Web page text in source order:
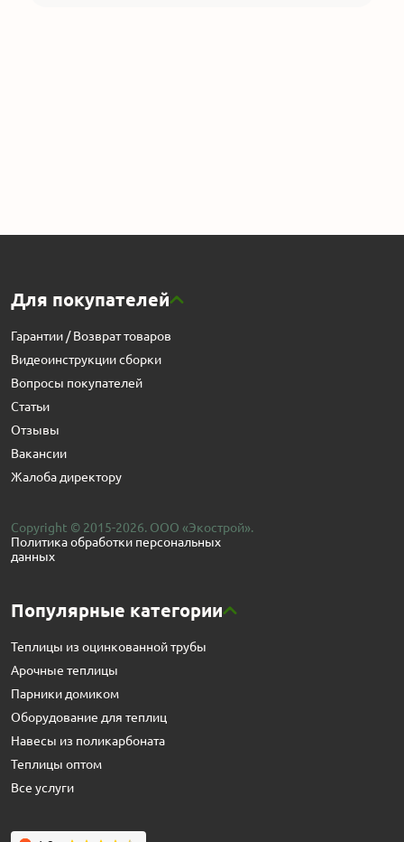
Для покупателей
Гарантии / Возврат товаров
Видеоинструкции сборки
Вопросы покупателей
Статьи
Отзывы
Вакансии
Жалоба директору
Copyright © 2015-2026. ООО «Экострой».
Политика обработки персональных
данных
Популярные категории
Теплицы из оцинкованной трубы
Арочные теплицы
Парники домиком
Оборудование для теплиц
Навесы из поликарбоната
Теплицы оптом
Все услуги